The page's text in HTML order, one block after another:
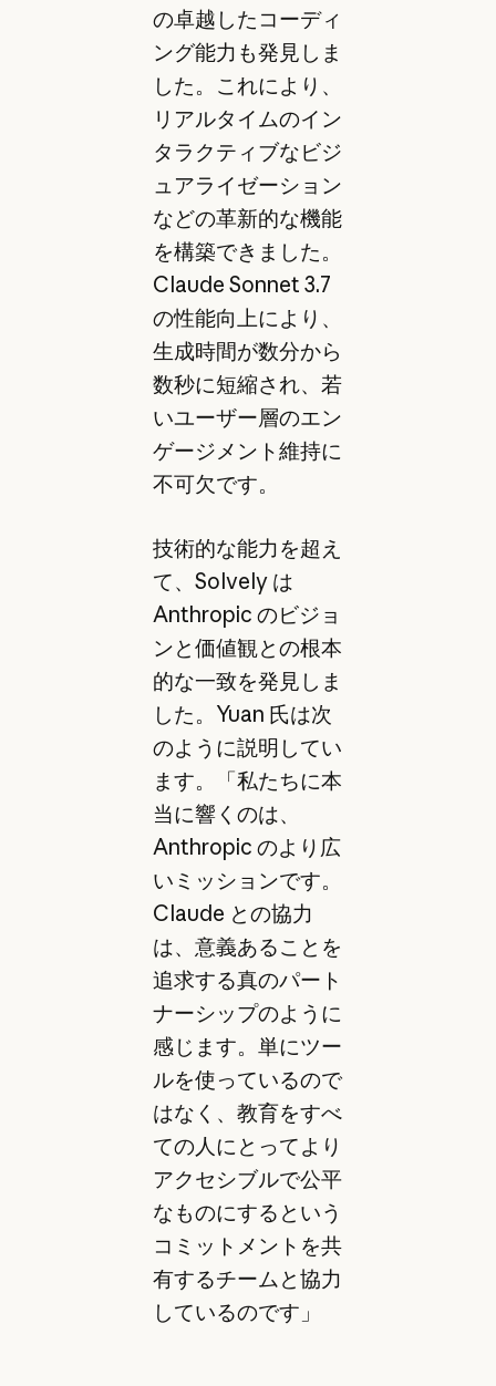
の卓越したコーディ
ング能力も発見しま
した。これにより、
リアルタイムのイン
タラクティブなビジ
ュアライゼーション
などの革新的な機能
を構築できました。
Claude Sonnet 3.7
の性能向上により、
生成時間が数分から
数秒に短縮され、若
いユーザー層のエン
ゲージメント維持に
不可欠です。
技術的な能力を超え
て、Solvely は
Anthropic のビジョ
ンと価値観との根本
的な一致を発見しま
した。Yuan 氏は次
のように説明してい
ます。「私たちに本
当に響くのは、
Anthropic のより広
いミッションです。
Claude との協力
は、意義あることを
追求する真のパート
ナーシップのように
感じます。単にツー
ルを使っているので
はなく、教育をすべ
ての人にとってより
アクセシブルで公平
なものにするという
コミットメントを共
有するチームと協力
しているのです」